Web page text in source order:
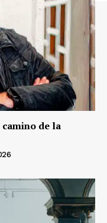
de la